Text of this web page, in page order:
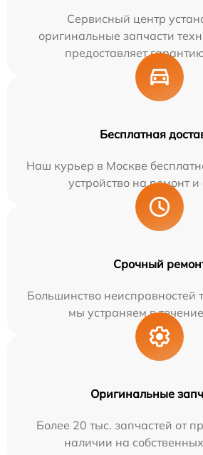
Сервисный центр
оригинальные запчасти
предоставляет
Бесплатная
Наш курьер в Москве
устройство на ремонт и
Срочный
Большинство неисправностей
мы устраняем в
Оригинальные
Более 20 тыс. запчастей от
наличии на